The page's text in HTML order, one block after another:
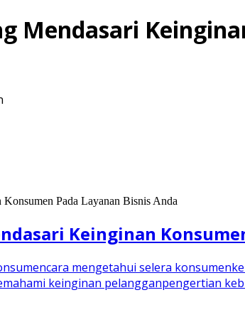
Mendasari
Keinginan
cara mengetahui selera konsumen
keinginan pelangganpengertian